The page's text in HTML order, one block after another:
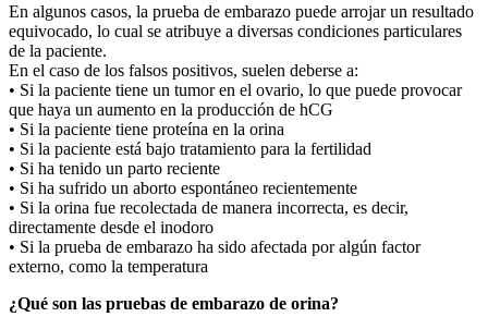
En algunos casos, la prueba de embarazo puede arrojar un resultado
equivocado, lo cual se atribuye a diversas condiciones particulares
de la paciente.
En el caso de los falsos positivos, suelen deberse a:
• Si la paciente tiene un tumor en el ovario, lo que puede provocar
que haya un aumento en la producción de hCG
• Si la paciente tiene proteína en la orina
• Si la paciente está bajo tratamiento para la fertilidad
• Si ha tenido un parto reciente
• Si ha sufrido un aborto espontáneo recientemente
• Si la orina fue recolectada de manera incorrecta, es decir,
directamente desde el inodoro
• Si la prueba de embarazo ha sido afectada por algún factor
externo, como la temperatura
¿Qué son las pruebas de embarazo de orina?